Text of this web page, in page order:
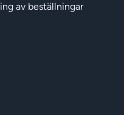
av beställningar